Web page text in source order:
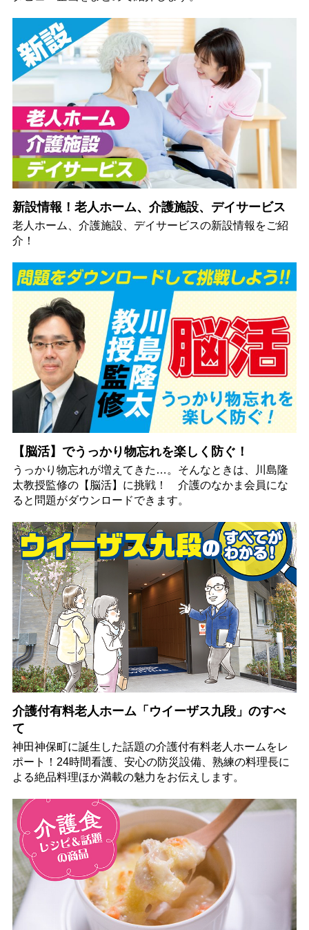
新設情報！老人ホーム、介護施設、デイサービス
老人ホーム、介護施設、デイサービスの新設情報をご紹
介！
【脳活】でうっかり物忘れを楽しく防ぐ！
うっかり物忘れが増えてきた…。そんなときは、川島隆
太教授監修の【脳活】に挑戦！ 介護のなかま会員にな
ると問題がダウンロードできます。
介護付有料老人ホーム「ウイーザス九段」のすべ
て
神田神保町に誕生した話題の介護付有料老人ホームをレ
ポート！24時間看護、安心の防災設備、熟練の料理長に
よる絶品料理ほか満載の魅力をお伝えします。